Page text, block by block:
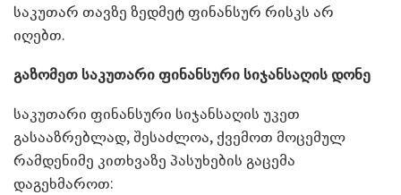
საკუთარ თავზე ზედმეტ ფინანსურ რისკს არ
იღებთ.
გაზომეთ საკუთარი ფინანსური სიჯანსაღის დონე
საკუთარი ფინანსური სიჯანსაღის უკეთ
გასააზრებლად, შესაძლოა, ქვემოთ მოცემულ
რამდენიმე კითხვაზე პასუხების გაცემა
დაგეხმაროთ: